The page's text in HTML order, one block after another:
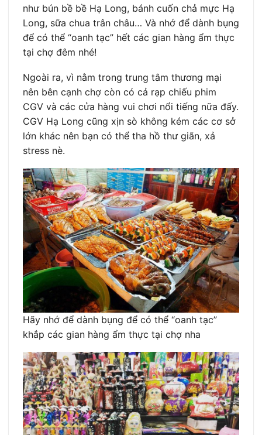
như bún bề bề Hạ Long, bánh cuốn chả mực Hạ
Long, sữa chua trân châu… Và nhớ để dành bụng
để có thể “oanh tạc” hết các gian hàng ẩm thực
tại chợ đêm nhé!
Ngoài ra, vì nằm trong trung tâm thương mại
nên bên cạnh chợ còn có cả rạp chiếu phim
CGV và các cửa hàng vui chơi nổi tiếng nữa đấy.
CGV Hạ Long cũng xịn sò không kém các cơ sở
lớn khác nên bạn có thể tha hồ thư giãn, xả
stress nè.
Hãy nhớ để dành bụng để có thể “oanh tạc”
khắp các gian hàng ẩm thực tại chợ nha